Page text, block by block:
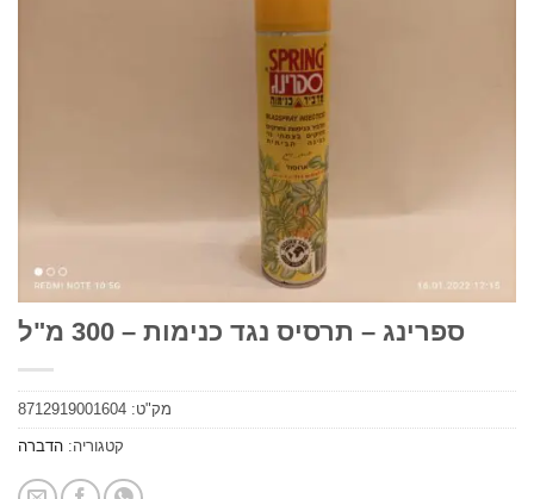
ספרינג – תרסיס נגד כנימות – 300 מ"ל
8712919001604
קטגוריה:הדברה